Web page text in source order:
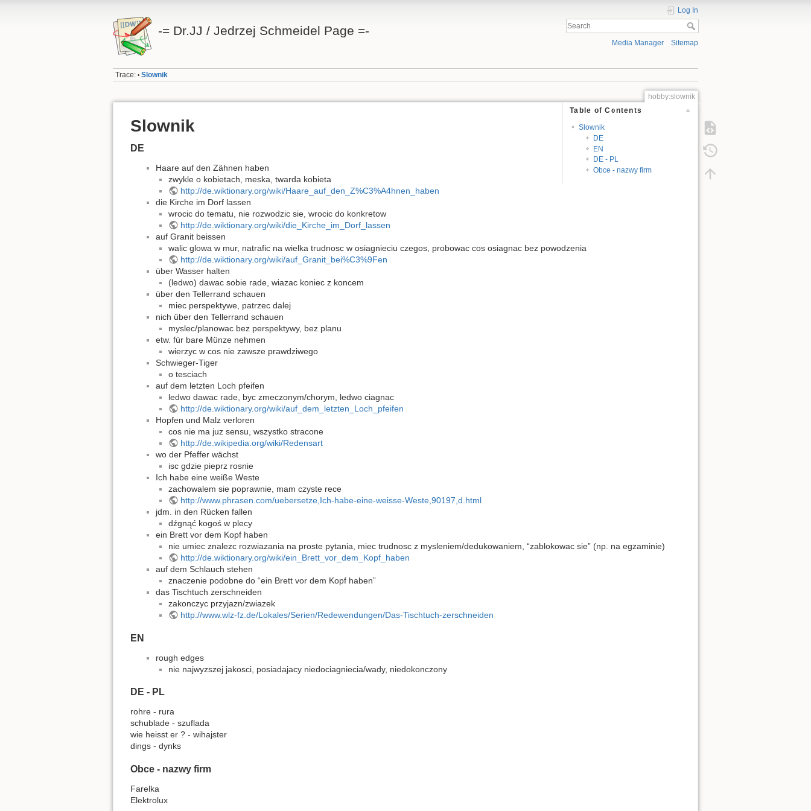
-= Dr.JJ / Jedrzej Schmeidel Page =-
Log In
Media Manager Sitemap
Trace: • Slownik
hobby:slownik
Table of Contents
Slownik
DE
EN
DE - PL
Obce - nazwy firm
Slownik
DE
Haare auf den Zähnen haben
zwykle o kobietach, meska, twarda kobieta
http://de.wiktionary.org/wiki/Haare_auf_den_Z%C3%A4hnen_haben
die Kirche im Dorf lassen
wrocic do tematu, nie rozwodzic sie, wrocic do konkretow
http://de.wiktionary.org/wiki/die_Kirche_im_Dorf_lassen
auf Granit beissen
walic glowa w mur, natrafic na wielka trudnosc w osiagnieciu czegos, probowac cos osiagnac bez powodzenia
http://de.wiktionary.org/wiki/auf_Granit_bei%C3%9Fen
über Wasser halten
(ledwo) dawac sobie rade, wiazac koniec z koncem
über den Tellerrand schauen
miec perspektywe, patrzec dalej
nich über den Tellerrand schauen
myslec/planowac bez perspektywy, bez planu
etw. für bare Münze nehmen
wierzyc w cos nie zawsze prawdziwego
Schwieger-Tiger
o tesciach
auf dem letzten Loch pfeifen
ledwo dawac rade, byc zmeczonym/chorym, ledwo ciagnac
http://de.wiktionary.org/wiki/auf_dem_letzten_Loch_pfeifen
Hopfen und Malz verloren
cos nie ma juz sensu, wszystko stracone
http://de.wikipedia.org/wiki/Redensart
wo der Pfeffer wächst
isc gdzie pieprz rosnie
Ich habe eine weiße Weste
zachowalem sie poprawnie, mam czyste rece
http://www.phrasen.com/uebersetze,Ich-habe-eine-weisse-Weste,90197,d.html
jdm. in den Rücken fallen
dźgnąć kogoś w plecy
ein Brett vor dem Kopf haben
nie umiec znalezc rozwiazania na proste pytania, miec trudnosc z mysleniem/dedukowaniem, “zablokowac sie” (np. na egzaminie)
http://de.wiktionary.org/wiki/ein_Brett_vor_dem_Kopf_haben
auf dem Schlauch stehen
znaczenie podobne do “ein Brett vor dem Kopf haben”
das Tischtuch zerschneiden
zakonczyc przyjazn/zwiazek
http://www.wlz-fz.de/Lokales/Serien/Redewendungen/Das-Tischtuch-zerschneiden
EN
rough edges
nie najwyzszej jakosci, posiadajacy niedociagniecia/wady, niedokonczony
DE - PL
rohre - rura
schublade - szuflada
wie heisst er ? - wihajster
dings - dynks
Obce - nazwy firm
Farelka
Elektrolux